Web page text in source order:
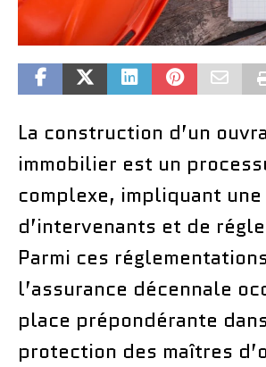
La construction d’un
immobilier est un
complexe, impliquant
d’intervenants et de
Parmi ces
l’assurance décennale
place prépondérante
protection des maîtres